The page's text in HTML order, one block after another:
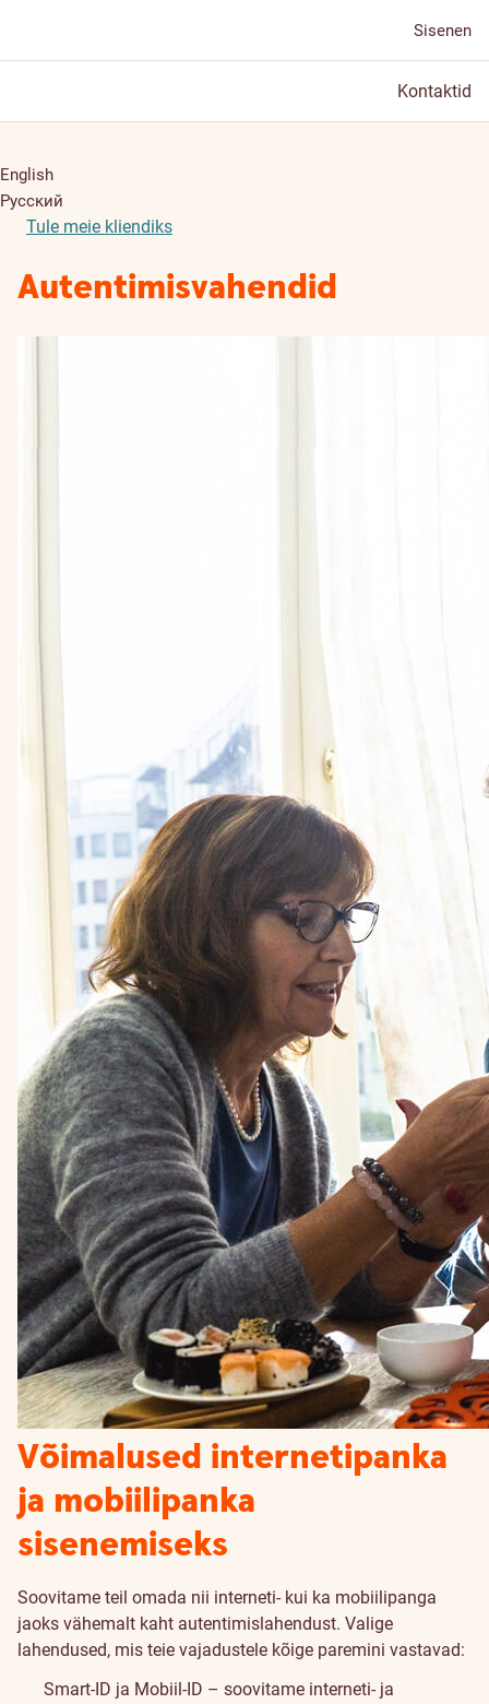
Sisenen
Kontaktid
English
Русский
Tule meie kliendiks
Autentimisvahendid
Võimalused internetipanka
ja mobiilipanka
sisenemiseks
Soovitame teil omada nii interneti- kui ka mobiilipanga
jaoks vähemalt kaht autentimislahendust. Valige
lahendused, mis teie vajadustele kõige paremini vastavad:
Smart-ID ja Mobiil-ID – soovitame interneti- ja